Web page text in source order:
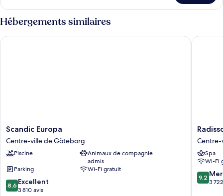
le
type
de
chambre
Premium
Hébergements similaires
Scandic
Europa
Centre-
ville
Göteborg
Scandic Europa
Centre-ville de Göteborg
Piscine
Animaux de compagnie
admis
Parking
Wi-Fi gratuit
8.6
sur
8,6 Excellent
3 810 avis
Scandic Europa
Blu
Hotel
Centre-
ville
de
Spa
Wi-Fi
9.2
sur
9,2
3